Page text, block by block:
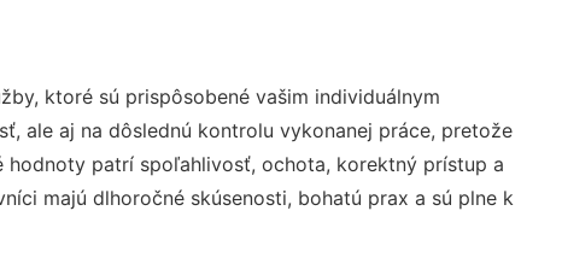
ktoré sú prispôsobené vašim individuálnym
ale aj na dôslednú kontrolu vykonanej práce, pretože
hodnoty patrí spoľahlivosť, ochota, korektný prístup a
majú dlhoročné skúsenosti, bohatú prax a sú plne k